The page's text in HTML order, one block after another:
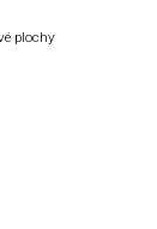
plochy